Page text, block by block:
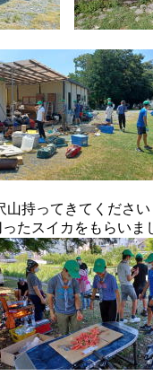
持ってきてください
たスイカをもらいま